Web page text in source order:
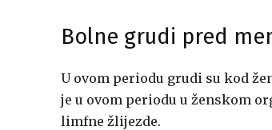
Bolne grudi pred
U ovom periodu grudi su kod
je u ovom periodu u ženskom
limfne žlijezde.